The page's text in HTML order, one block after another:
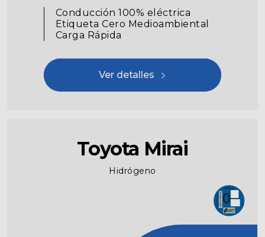
Conducción 100% eléctrica
Etiqueta Cero Medioambiental
Carga Rápida
Ver detalles
Toyota Mirai
Hidrógeno